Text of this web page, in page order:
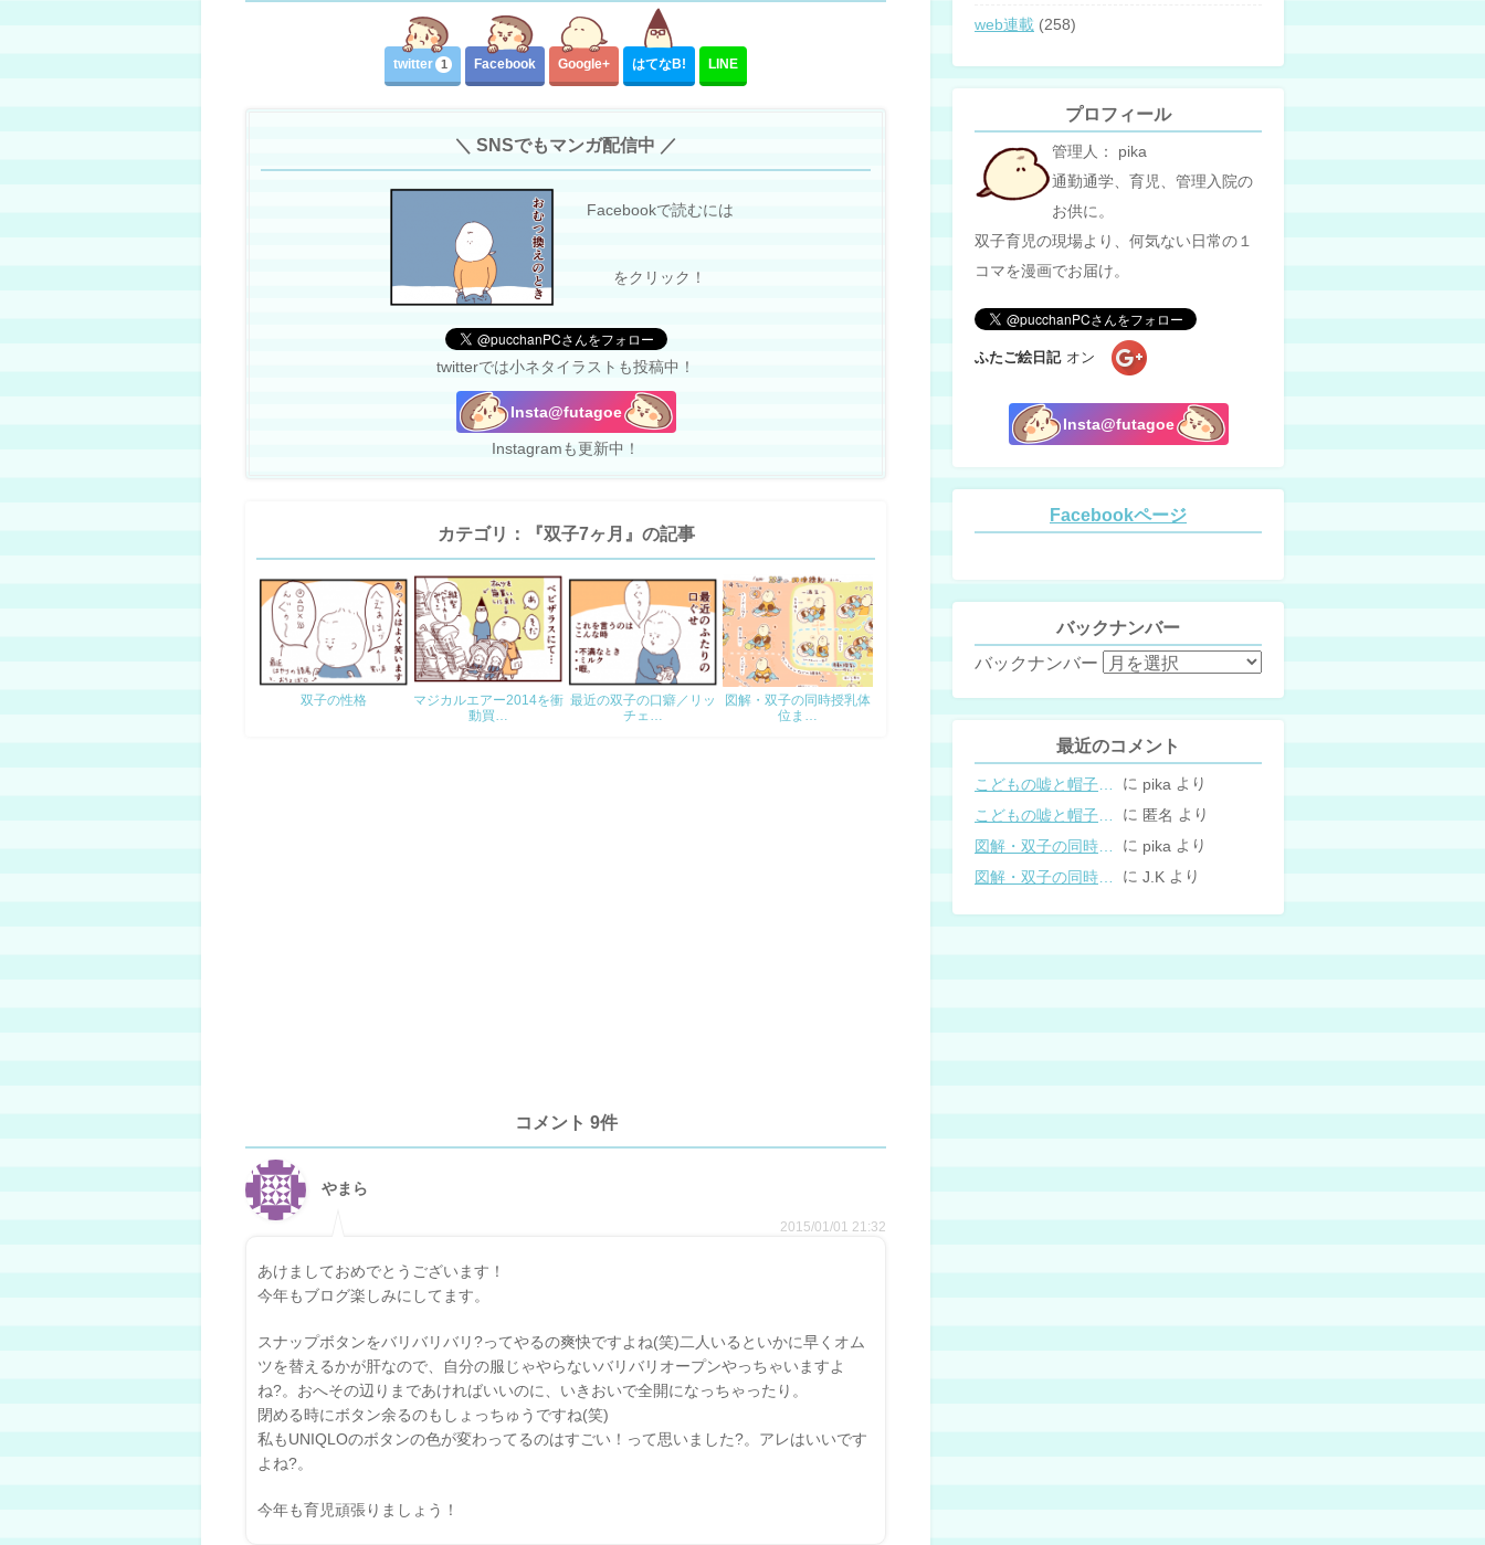
twitter 1 Facebook Google+ はてなB! LINE
＼ SNSでもマンガ配信中 ／
Facebookで読むには
をクリック！
twitterでは小ネタイラストも投稿中！
Insta@futagoe
Instagramも更新中！
カテゴリ：『双子7ヶ月』の記事
双子の性格
マジカルエアー2014を衝
動買…
最近の双子の口癖／リッ
チェ…
図解・双子の同時授乳体
位ま…
コメント 9件
やまら
2015/01/01 21:32
あけましておめでとうございます！
今年もブログ楽しみにしてます。
スナップボタンをバリバリバリ?ってやるの爽快ですよね(笑)二人いるといかに早くオム
ツを替えるかが肝なので、自分の服じゃやらないバリバリオープンやっちゃいますよ
ね?。おへその辺りまであければいいのに、いきおいで全開になっちゃったり。
閉める時にボタン余るのもしょっちゅうですね(笑)
私もUNIQLOのボタンの色が変わってるのはすごい！って思いました?。アレはいいです
よね?。
今年も育児頑張りましょう！
web連載 (258)
プロフィール
管理人： pika
通勤通学、育児、管理入院の
お供に。
双子育児の現場より、何気ない日常の１
コマを漫画でお届け。
ふたご絵日記 オン
Insta@futagoe
Facebookページ
バックナンバー
バックナンバー
最近のコメント
こどもの嘘と帽子の修復。キャップのツバが破れた時の直し方 に pika より
に 匿名 より
に pika より
に J.K より